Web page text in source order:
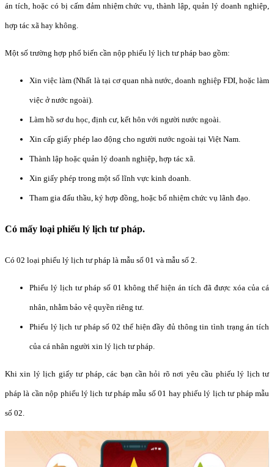
án tích, hoặc có bị cấm đảm nhiệm chức vụ, thành lập, quản lý doanh nghiệp,
hợp tác xã hay không.
Một số trường hợp phổ biến cần nộp phiếu lý lịch tư pháp bao gồm:
Xin việc làm (Nhất là tại cơ quan nhà nước, doanh nghiệp FDI, hoặc làm
việc ở nước ngoài).
Làm hồ sơ du học, định cư, kết hôn với người nước ngoài.
Xin cấp giấy phép lao động cho người nước ngoài tại Việt Nam.
Thành lập hoặc quản lý doanh nghiệp, hợp tác xã.
Xin giấy phép trong một số lĩnh vực kinh doanh.
Tham gia đấu thầu, ký hợp đồng, hoặc bổ nhiệm chức vụ lãnh đạo.
Có mấy loại phiếu lý lịch tư pháp.
Có 02 loại phiếu lý lịch tư pháp là mẫu số 01 và mẫu số 2.
Phiếu lý lịch tư pháp số 01 không thể hiện án tích đã được xóa của cá
nhân, nhằm bảo vệ quyền riêng tư.
Phiếu lý lịch tư pháp số 02 thể hiện đầy đủ thông tin tình trạng án tích
của cá nhân người xin lý lịch tư pháp.
Khi xin lý lịch giấy tư pháp, các bạn cần hỏi rõ nơi yêu cầu phiếu lý lịch tư
pháp là cần nộp phiếu lý lịch tư pháp mẫu số 01 hay phiếu lý lịch tư pháp mẫu
số 02.